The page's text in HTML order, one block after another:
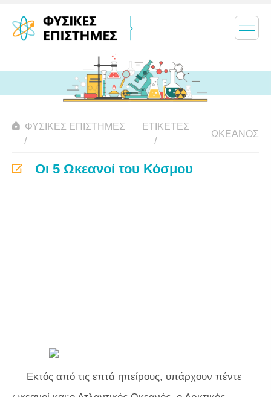
ΦΥΣΙΚΈΣ ΕΠΙΣΤΉΜΕΣ ΕΤΙΚΈΤΕΣ
ΩΚΕΑΝΌΣ
Οι 5 Ωκεανοί του Κόσμου
Εκτός από τις επτά ηπείρους, υπάρχουν πέντε